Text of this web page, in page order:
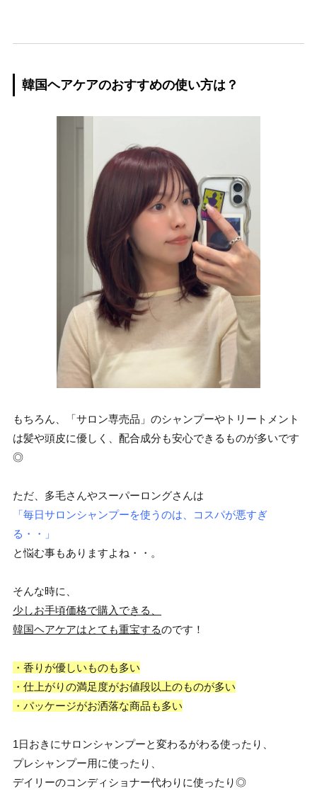
韓国ヘアケアのおすすめの使い方は？
もちろん、「サロン専売品」のシャンプーやトリートメント
は髪や頭皮に優しく、配合成分も安心できるものが多いです
◎
ただ、多毛さんやスーパーロングさんは
「毎日サロンシャンプーを使うのは、コスパが悪すぎ
る・・」
と悩む事もありますよね・・。
そんな時に、
少しお手頃価格で購入できる、
韓国ヘアケアはとても重宝するのです！
・香りが優しいものも多い
・仕上がりの満足度がお値段以上のものが多い
・パッケージがお洒落な商品も多い
1日おきにサロンシャンプーと変わるがわる使ったり、
プレシャンプー用に使ったり、
デイリーのコンディショナー代わりに使ったり◎